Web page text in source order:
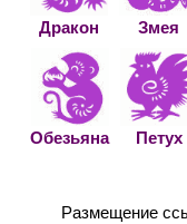
Дракон Змея
Обезьяна Петух
Размещение